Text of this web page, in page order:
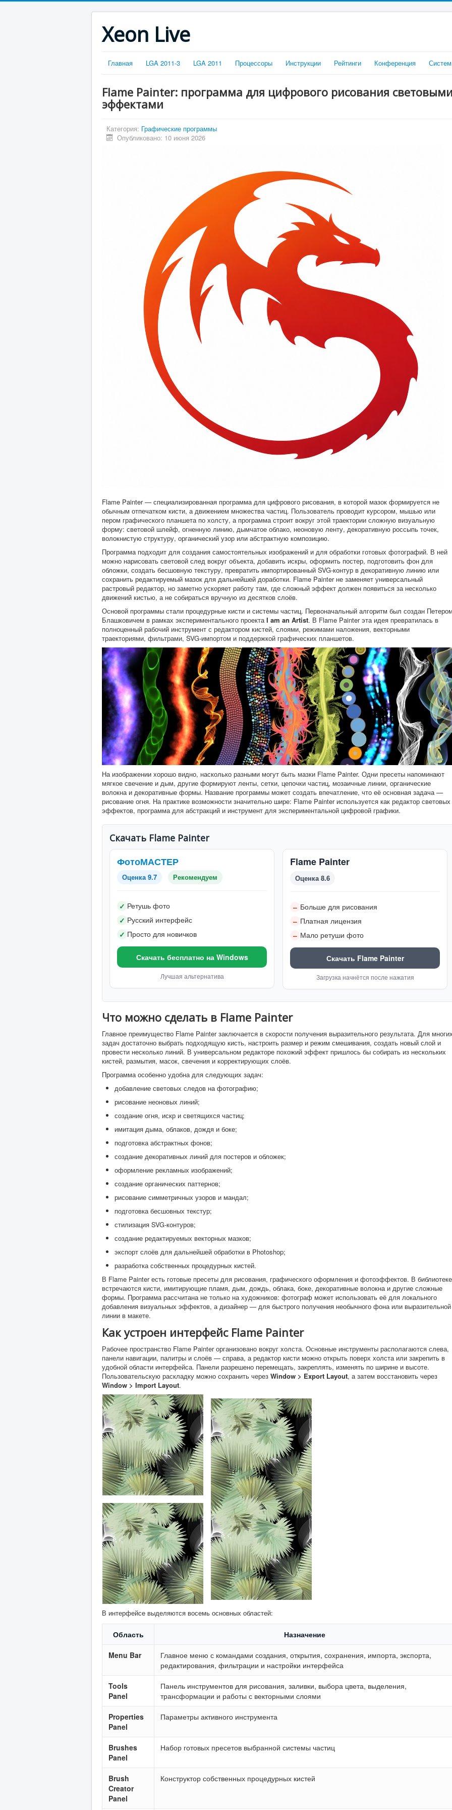
Xeon Live
Главная LGA 2011-3 LGA 2011 Процессоры Инструкции Рейтинги Конференция
Flame Painter: программа для цифрового рисования
эффектами
Категория: Графические программы
Опубликовано: 10 июня 2026
Flame Painter — специализированная программа для цифрового рисования, в которой мазок формируется не
обычным отпечатком кисти, а движением множества частиц. Пользователь проводит курсором, мышью или
пером графического планшета по холсту, а программа строит вокруг этой траектории сложную визуальную
форму: световой шлейф, огненную линию, дымчатое облако, неоновую ленту, декоративную россыпь точек,
волокнистую структуру, органический узор или абстрактную композицию.
Программа подходит для создания самостоятельных изображений и для обработки готовых фотографий. В ней
можно нарисовать световой след вокруг объекта, добавить искры, оформить постер, подготовить фон для
обложки, создать бесшовную текстуру, превратить импортированный SVG-контур в декоративную линию или
сохранить редактируемый мазок для дальнейшей доработки. Flame Painter не заменяет универсальный
растровый редактор, но заметно ускоряет работу там, где сложный эффект должен появиться за несколько
движений кистью, а не собираться вручную из десятков слоёв.
Основой программы стали процедурные кисти и системы частиц. Первоначальный алгоритм был создан
Блашковичем в рамках экспериментального проектаI am an Artist. В Flame Painter эта идея превратилась в
полноценный рабочий инструмент с редактором кистей, слоями, режимами наложения, векторными
траекториями, фильтрами, SVG-импортом и поддержкой графических планшетов.
На изображении хорошо видно, насколько разными могут быть мазки Flame Painter. Одни пресеты напоминают
мягкое свечение и дым, другие формируют ленты, сетки, цепочки частиц, мозаичные линии, органические
волокна и декоративные формы. Название программы может создать впечатление, что её основная задача —
рисование огня. На практике возможности значительно шире: Flame Painter используется как редактор световых
эффектов, программа для абстракций и инструмент для экспериментальной цифровой графики.
Скачать Flame Painter
ФотоМАСТЕР
Оценка 9.7 Рекомендуем
✓ Ретушь фото
✓ Русский интерфейс
✓ Просто для новичков
Скачать бесплатно на Windows
Лучшая альтернатива
Flame Painter
Оценка 8.6
– Больше для рисования
– Платная лицензия
– Мало ретуши фото
Скачать Flame Painter
Загрузка начнётся после нажатия
Что можно сделать в Flame Painter
Главное преимущество Flame Painter заключается в скорости получения выразительного результата. Для
задач достаточно выбрать подходящую кисть, настроить размер и режим смешивания, создать новый слой и
провести несколько линий. В универсальном редакторе похожий эффект пришлось бы собирать из нескольких
кистей, размытия, масок, свечения и корректирующих слоёв.
Программа особенно удобна для следующих задач:
добавление световых следов на фотографию;
рисование неоновых линий;
создание огня, искр и светящихся частиц;
имитация дыма, облаков, дождя и боке;
подготовка абстрактных фонов;
создание декоративных линий для постеров и обложек;
оформление рекламных изображений;
создание органических паттернов;
рисование симметричных узоров и мандал;
подготовка бесшовных текстур;
стилизация SVG-контуров;
создание редактируемых векторных мазков;
экспорт слоёв для дальнейшей обработки в Photoshop;
разработка собственных процедурных кистей.
В Flame Painter есть готовые пресеты для рисования, графического оформления и фотоэффектов. В библиотеке
встречаются кисти, имитирующие пламя, дым, дождь, облака, боке, декоративные волокна и другие сложные
формы. Программа рассчитана не только на художников: фотограф может использовать её для локального
добавления визуальных эффектов, а дизайнер — для быстрого получения необычного фона или выразительной
линии в макете.
Как устроен интерфейс Flame Painter
Рабочее пространство Flame Painter организовано вокруг холста. Основные инструменты располагаются слева,
панели навигации, палитры и слоёв — справа, а редактор кисти можно открыть поверх холста или закрепить в
удобной области интерфейса. Панели разрешено перемещать, закреплять, изменять по ширине и высоте.
Пользовательскую раскладку можно сохранить через Window > Export Layout, а затем восстановить через
Window > Import Layout.
В интерфейсе выделяются восемь основных областей:
Область Назначение
Menu Bar
Главное меню с командами создания, открытия, сохранения, импорта, экспорта,
редактирования, фильтрации и настройки интерфейса
Tools
Panel
Панель инструментов для рисования, заливки, выбора цвета, выделения,
трансформации и работы с векторными слоями
Properties
Panel
Параметры активного инструмента
Brushes
Panel
Набор готовых пресетов выбранной системы частиц
Brush
Creator
Panel
Конструктор собственных процедурных кистей